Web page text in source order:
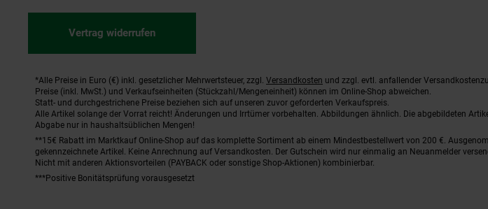
Vertrag widerrufen
Fußnoten
*Alle Preise in Euro (€) inkl. gesetzlicher Mehrwertsteuer, zzgl. Versandkosten und zzgl. evtl. anfallender
Preise (inkl. MwSt.) und Verkaufseinheiten (Stückzahl/Mengeneinheit) können im Online-Shop abweichen.
Statt- und durchgestrichene Preise beziehen sich auf unseren zuvor geforderten Verkaufspreis.
Alle Artikel solange der Vorrat reicht! Änderungen und Irrtümer vorbehalten. Abbildungen ähnlich. Die abgebildeten
Abgabe nur in haushaltsüblichen Mengen!
**15€ Rabatt im Marktkauf Online-Shop auf das komplette Sortiment ab einem Mindestbestellwert von 200 €.
gekennzeichnete Artikel. Keine Anrechnung auf Versandkosten. Der Gutschein wird nur einmalig an Neuanmelder
Nicht mit anderen Aktionsvorteilen (PAYBACK oder sonstige Shop-Aktionen) kombinierbar.
***Positive Bonitätsprüfung vorausgesetzt